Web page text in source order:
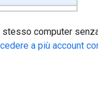
stesso computer
a più account